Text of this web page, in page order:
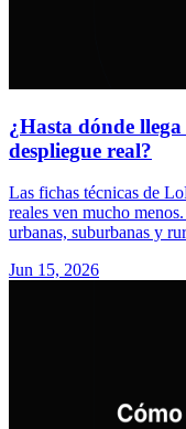
¿Hasta dónde
despliegue real?
Las fichas técnicas de
reales ven mucho
urbanas, suburbanas y
Jun 15, 2026